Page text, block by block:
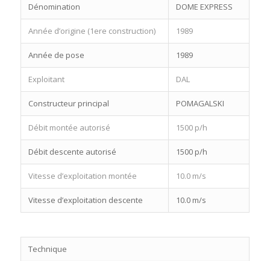
Dénomination DOME EXPRESS
Année d’origine (1ere construction) 1989
Année de pose 1989
Exploitant DAL
Constructeur principal POMAGALSKI
Débit montée autorisé 1500 p/h
Débit descente autorisé 1500 p/h
Vitesse d’exploitation montée 10.0 m/s
Vitesse d’exploitation descente 10.0 m/s
Technique